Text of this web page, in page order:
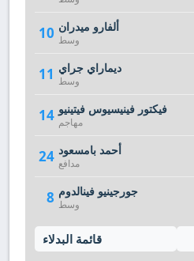
10 ألفارو ميدران
وسط
11 ديماراي جراي
وسط
14 فيكتور فينيسيوس فيتينيو
مهاجم
24 أحمد بامسعود
مدافع
8 جورجينيو فينالدوم
وسط
قائمة البدلاء